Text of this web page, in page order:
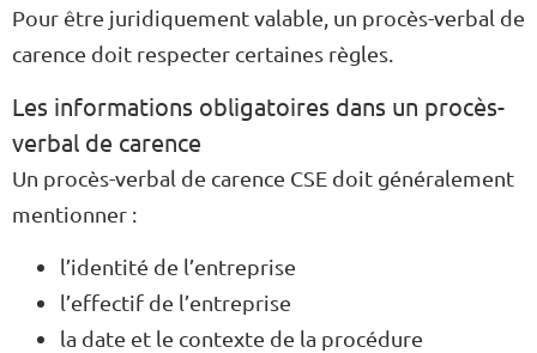
Pour être juridiquement valable, un procès-verbal de
carence doit respecter certaines règles.
Les informations obligatoires dans un procès-
verbal de carence
Un procès-verbal de carence CSE doit généralement
mentionner :
l’identité de l’entreprise
l’effectif de l’entreprise
la date et le contexte de la procédure